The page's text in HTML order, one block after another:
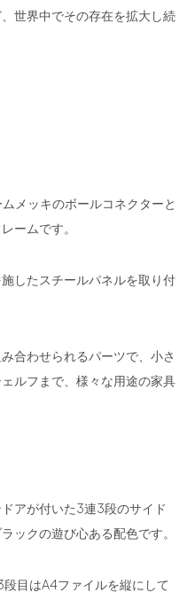
世界中でその存在を拡大し続
メッキのボールコネクターと
ームです。
したスチールパネルを取り付
合わせられるパーツで、小さ
ルフまで、様々な用途の家具
アが付いた3連3段のサイド
ックの遊び心ある配色です。
目はA4ファイルを縦にして